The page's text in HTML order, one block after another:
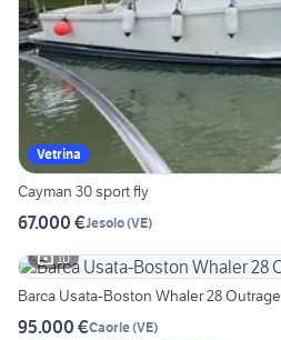
Vetrina
Cayman 30 sport fly
67.000 €Jesolo(VE)
10
Barca Usata-Boston Whaler 28 Outrage
95.000 €Caorle(VE)